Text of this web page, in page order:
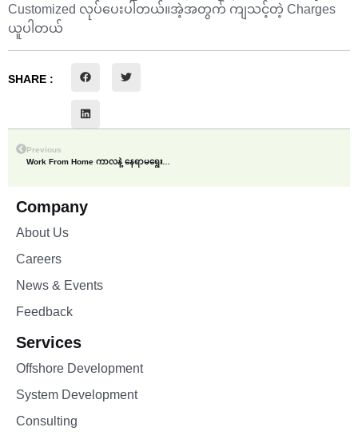
Customized လုပ်ပေးပါတယ်။အဲ့အတွက် ကျသင့်တဲ့ Charges
ယူပါတယ်
SHARE :
Previous
Work From Home ကာလနဲ့ နေရာမရွေးတဲ့ BAMAWL HR Software လေး
Company
About Us
Careers
News & Events
Feedback
Services
Offshore Development
System Development
Consulting